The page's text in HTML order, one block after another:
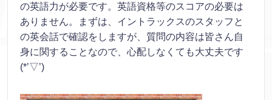
の英語力が必要です。英語資格等のスコアの必要は
ありません。まずは、イントラックスのスタッフと
の英会話で確認をしますが、質問の内容は皆さん自
身に関することなので、心配しなくても大丈夫です
(*’▽’)